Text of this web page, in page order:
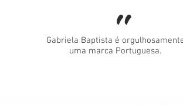
Gabriela Baptista é
uma marca Portuguesa.
"